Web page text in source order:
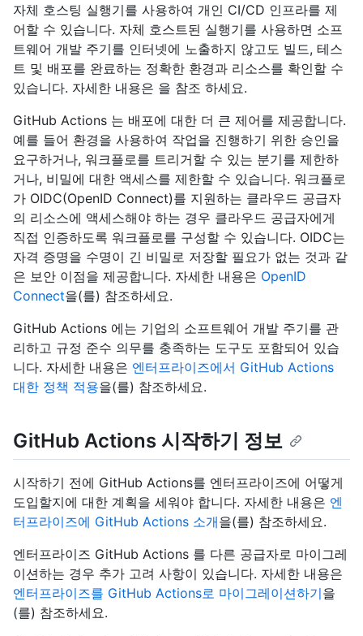
자체 호스팅 실행기를 사용하여 개인 CI/CD 인프라를 제
어할 수 있습니다. 자체 호스트된 실행기를 사용하면 소프
트웨어 개발 주기를 인터넷에 노출하지 않고도 빌드, 테스
트 및 배포를 완료하는 정확한 환경과 리소스를 확인할 수
있습니다. 자세한 내용은 을 참조 하세요.
GitHub Actions 는 배포에 대한 더 큰 제어를 제공합니다.
예를 들어 환경을 사용하여 작업을 진행하기 위한 승인을
요구하거나, 워크플로를 트리거할 수 있는 분기를 제한하
거나, 비밀에 대한 액세스를 제한할 수 있습니다. 워크플로
가 OIDC(OpenID Connect)를 지원하는 클라우드 공급자
의 리소스에 액세스해야 하는 경우 클라우드 공급자에게
직접 인증하도록 워크플로를 구성할 수 있습니다. OIDC는
자격 증명을 수명이 긴 비밀로 저장할 필요가 없는 것과 같
은 보안 이점을 제공합니다. 자세한 내용은 OpenID
Connect을(를) 참조하세요.
GitHub Actions 에는 기업의 소프트웨어 개발 주기를 관
리하고 규정 준수 의무를 충족하는 도구도 포함되어 있습
니다. 자세한 내용은 엔터프라이즈에서 GitHub Actions
대한 정책 적용을(를) 참조하세요.
GitHub Actions 시작하기 정보
시작하기 전에 GitHub Actions를 엔터프라이즈에 어떻게
도입할지에 대한 계획을 세워야 합니다. 자세한 내용은 엔
터프라이즈에 GitHub Actions 소개을(를) 참조하세요.
엔터프라이즈 GitHub Actions 를 다른 공급자로 마이그레
이션하는 경우 추가 고려 사항이 있습니다. 자세한 내용은
엔터프라이즈를 GitHub Actions로 마이그레이션하기을
(를) 참조하세요.